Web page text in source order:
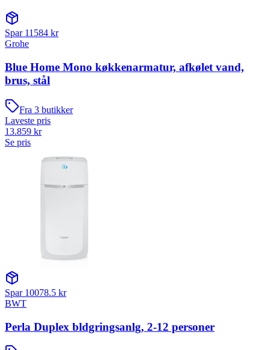
Spar 11584 kr
Grohe
Blue Home Mono køkkenarmatur, afkølet vand,
brus, stål
Fra 3 butikker
Laveste pris
13.859 kr
Se pris
Spar 10078.5 kr
BWT
Perla Duplex bldgringsanlg, 2-12 personer